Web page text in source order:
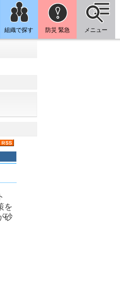
組織で探す 防災 緊急 メニュー
を
砂